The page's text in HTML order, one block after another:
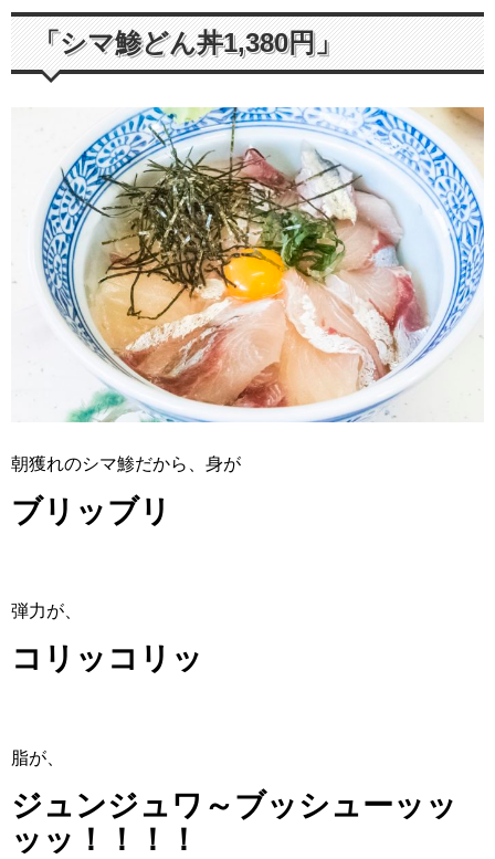
「シマ鯵どん丼1,380円」
朝獲れのシマ鯵だから、身が
ブリッブリ
弾力が、
コリッコリッ
脂が、
ジュンジュワ～ブッシューッッ
ッッ！！！！